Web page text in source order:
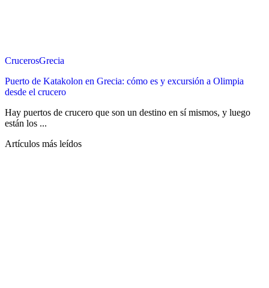
CrucerosGrecia
Puerto de Katakolon en Grecia: cómo es y excursión a Olimpia
desde el crucero
Hay puertos de crucero que son un destino en sí mismos, y luego
están los ...
Artículos más leídos